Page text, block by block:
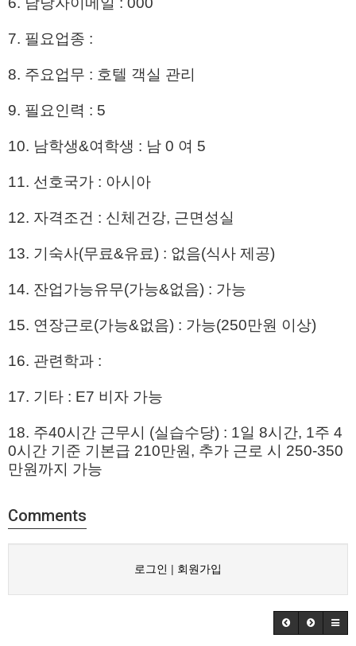
7. 필요업종 :
8. 주요업무 : 호텔 객실 관리
9. 필요인력 : 5
10. 남학생&여학생 : 남 0 여 5
11. 선호국가 : 아시아
12. 자격조건 : 신체건강, 근면성실
13. 기숙사(무료&유료) : 없음(식사 제공)
14. 잔업가능유무(가능&없음) : 가능
15. 연장근로(가능&없음) : 가능(250만원 이상)
16. 관련학과 :
17. 기타 : E7 비자 가능
18. 주40시간 근무시 (실습수당) : 1일 8시간, 1주 4
0시간 기준 기본급 210만원, 추가 근로 시 250-350
만원까지 가능
Comments
로그인 | 회원가입